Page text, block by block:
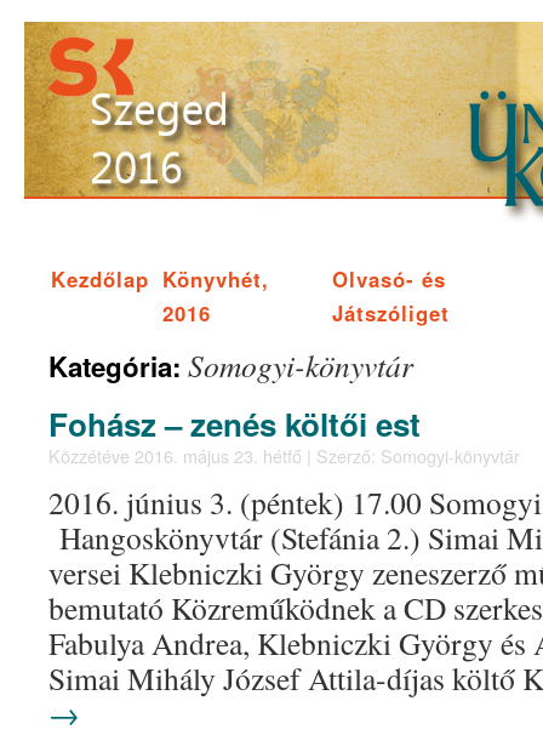
Kezdőlap Könyvhét,
2016
Olvasó- és
Játszóliget
Kategória: Somogyi-könyvtár
Fohász – zenés költői est
Közzétéve 2016. május 23. hétfő | Szerző: Somogyi-könyvtár
2016. június 3. (péntek) 17.00
Hangoskönyvtár (Stefánia 2.) Simai
versei Klebniczki György zeneszerző
bemutató Közreműködnek a CD
Fabulya Andrea, Klebniczki György
Simai Mihály József Attila-díjas
→